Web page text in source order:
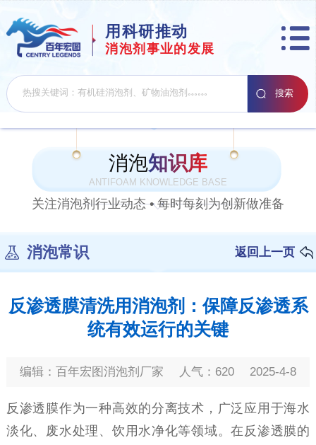
用科研推动
消泡剂事业的发展
消泡知识库
ANTIFOAM KNOWLEDGE BASE
关注消泡剂行业动态 • 每时每刻为创新做准备
消泡常识 返回上一页
反渗透膜清洗用消泡剂：保障反渗透系
统有效运行的关键
编辑：百年宏图消泡剂厂家 人气：620 2025-4-8
反渗透膜作为一种高效的分离技术，广泛应用于海水
淡化、废水处理、饮用水净化等领域。在反渗透膜的